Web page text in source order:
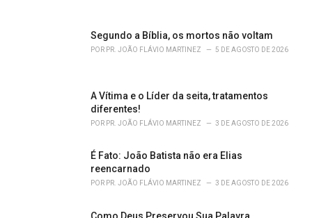
Segundo a Bíblia, os mortos não voltam
POR PR. JOÃO FLÁVIO MARTINEZ 5 DE AGOSTO DE 2026
A Vítima e o Líder da seita, tratamentos
diferentes!
POR PR. JOÃO FLÁVIO MARTINEZ 3 DE AGOSTO DE 2026
É Fato: João Batista não era Elias
reencarnado
POR PR. JOÃO FLÁVIO MARTINEZ 3 DE AGOSTO DE 2026